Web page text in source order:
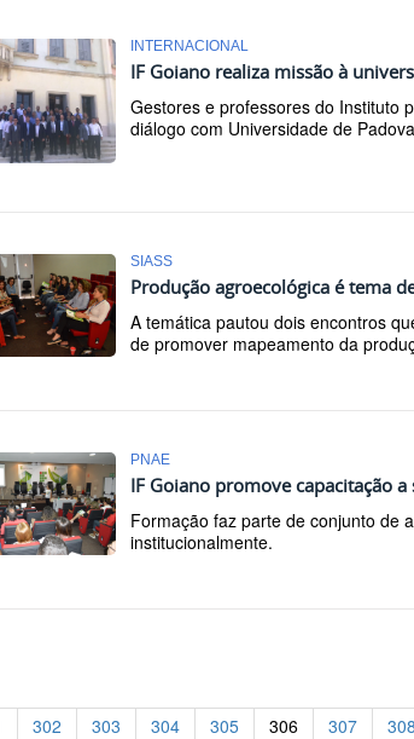
INTERNACIONAL
IF Goiano realiza missão à
Gestores e professores do Instituto
diálogo com Universidade de
SIASS
Produção agroecológica é tema
A temática pautou dois encontros
de promover mapeamento da
PNAE
IF Goiano promove capacitação
Formação faz parte de conjunto de
institucionalmente.
302 303 304 305 306 307 308